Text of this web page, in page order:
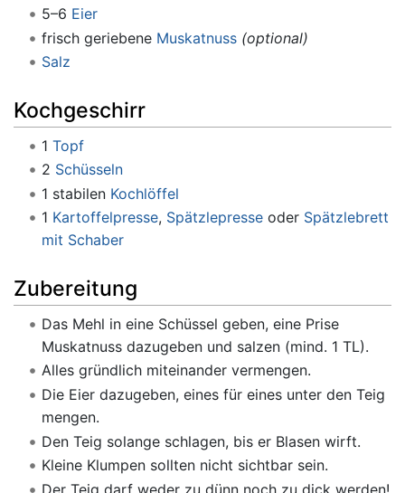
5–6 Eier
frisch geriebene Muskatnuss (optional)
Salz
Kochgeschirr
1 Topf
2 Schüsseln
1 stabilen Kochlöffel
1 Kartoffelpresse, Spätzlepresseoder Spätzlebrett
mit Schaber
Zubereitung
Das Mehl in eine Schüssel geben, eine Prise
Muskatnuss dazugeben und salzen (mind. 1 TL).
Alles gründlich miteinander vermengen.
Die Eier dazugeben, eines für eines unter den Teig
mengen.
Den Teig solange schlagen, bis er Blasen wirft.
Kleine Klumpen sollten nicht sichtbar sein.
Der Teig darf weder zu dünn noch zu dick werden!